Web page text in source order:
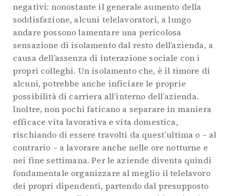
negativi: nonostante il generale aumento della
soddisfazione, alcuni telelavoratori, a lungo
andare possono lamentare una pericolosa
sensazione di isolamento dal resto dell’azienda, a
causa dell’assenza di interazione sociale con i
propri colleghi. Un isolamento che, è il timore di
alcuni, potrebbe anche inficiare le proprie
possibilità di carriera all’interno dell’azienda.
Inoltre, non pochi faticano a separare in maniera
efficace vita lavorativa e vita domestica,
rischiando di essere travolti da quest’ultima o – al
contrario – a lavorare anche nelle ore notturne e
nei fine settimana. Per le aziende diventa quindi
fondamentale organizzare al meglio il telelavoro
dei propri dipendenti, partendo dal presupposto